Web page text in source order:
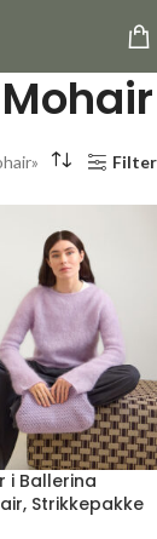
Filter
i Ballerina
Strikkepakke